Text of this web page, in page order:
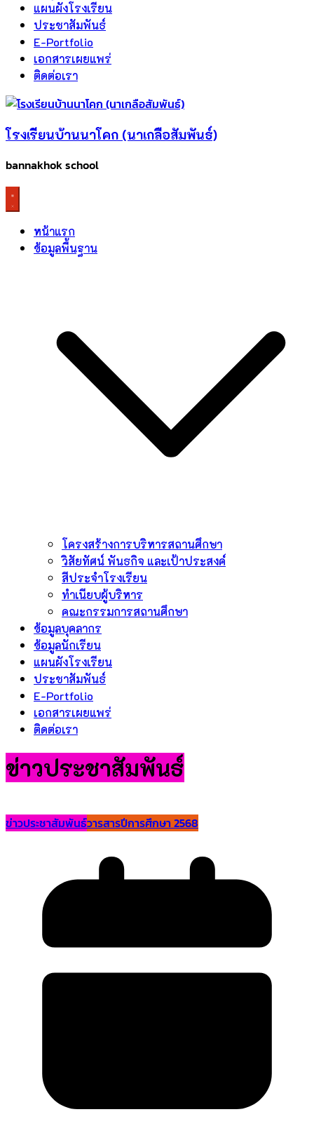
แผนผังโรงเรียน
ประชาสัมพันธ์
E-Portfolio
เอกสารเผยแพร่
ติดต่อเรา
โรงเรียนบ้านนาโคก (นาเกลือสัมพันธ์)
bannakhok school
หน้าแรก
ข้อมูลพื้นฐาน
โครงสร้างการบริหารสถานศึกษา
วิสัยทัศน์ พันธกิจ และเป้าประสงค์
สีประจำโรงเรียน
ทำเนียบผู้บริหาร
คณะกรรมการสถานศึกษา
ข้อมูลบุคลากร
ข้อมูลนักเรียน
แผนผังโรงเรียน
ประชาสัมพันธ์
E-Portfolio
เอกสารเผยแพร่
ติดต่อเรา
ข่าวประชาสัมพันธ์
ข่าวประชาสัมพันธ์วารสารปีการศึกษา 2568